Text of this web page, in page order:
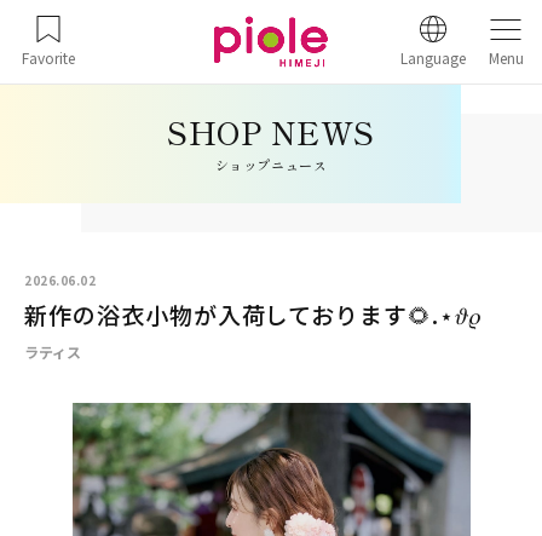
Favorite Language Menu
ショップニュース
2026.06.02
新作の浴衣小物が入荷しております🌻.⋆𝜗𝜚
ラティス